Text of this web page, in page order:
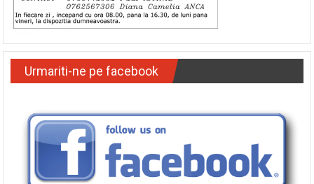
Urmariti-ne pe facebook